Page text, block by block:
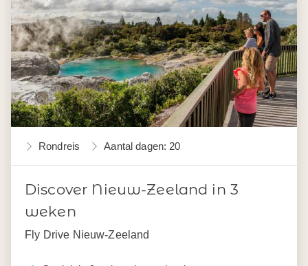
Rondreis Aantal dagen: 20
Discover Nieuw-Zeeland in 3
weken
Fly Drive Nieuw-Zeeland